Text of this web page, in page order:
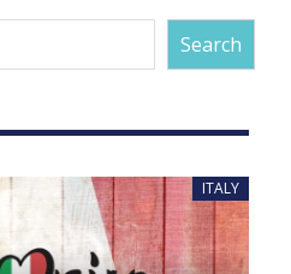
Search
ITALY